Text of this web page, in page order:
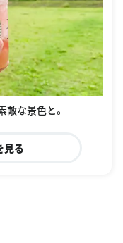
敵な景色と。
見る